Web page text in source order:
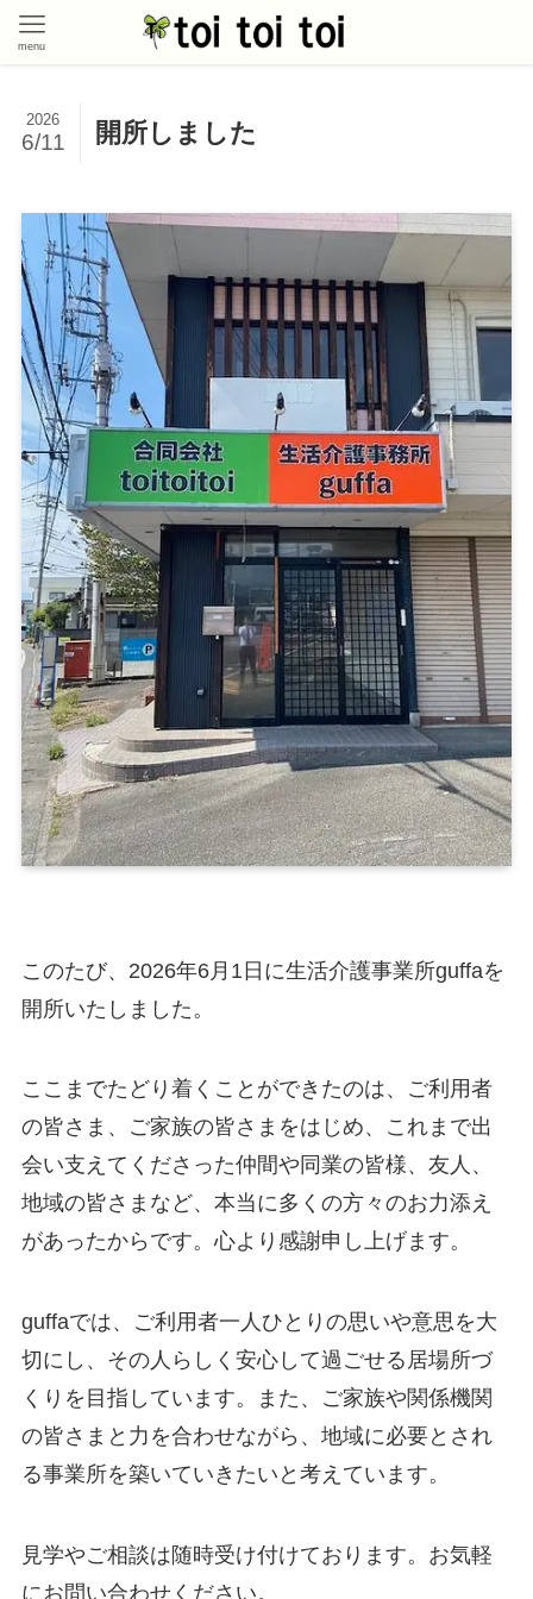
menu
開所しました
2026
6/11
このたび、2026年6月1日に生活介護事業所guffaを
開所いたしました。
ここまでたどり着くことができたのは、ご利用者
の皆さま、ご家族の皆さまをはじめ、これまで出
会い支えてくださった仲間や同業の皆様、友人、
地域の皆さまなど、本当に多くの方々のお力添え
があったからです。心より感謝申し上げます。
guffaでは、ご利用者一人ひとりの思いや意思を大
切にし、その人らしく安心して過ごせる居場所づ
くりを目指しています。また、ご家族や関係機関
の皆さまと力を合わせながら、地域に必要とされ
る事業所を築いていきたいと考えています。
見学やご相談は随時受け付けております。お気軽
にお問い合わせください。